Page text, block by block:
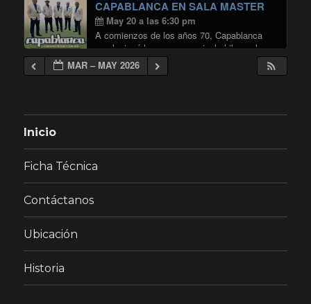
Continuar leyendo"AVECES SIEMPRE:
CAPABLANCA EN SALA MASTER
May 20 a las 6:30 pm
A comienzos de los años 70, Capablanca
revolucionó la escena musical chilena al
convertirse en uno de los principales
exponentes de la balada romántica.
MAR – MAY 2026
Inicio
Ficha Técnica
Contáctanos
Ubicación
Historia